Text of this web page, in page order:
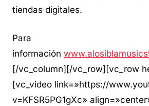
tiendas digitales.
Para
información
[/vc_column][/vc_row][vc_row
[vc_video link=»https://
v=KFSR5PG1gXc»